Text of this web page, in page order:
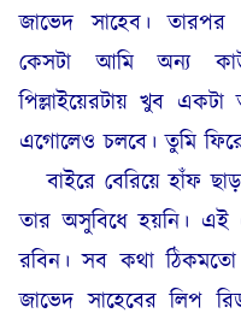
জাভেদ সাহেব। তারপর
কেসটা আমি অন্য
পিল্লাইয়েরটায় খুব
এগোলেও চলবে। তুমি ফিরে
বাইরে বেরিয়ে হাঁফ
তার অসুবিধে হয়নি। এই
রবিন। সব কথা
জাভেদ সাহেবের লিপ